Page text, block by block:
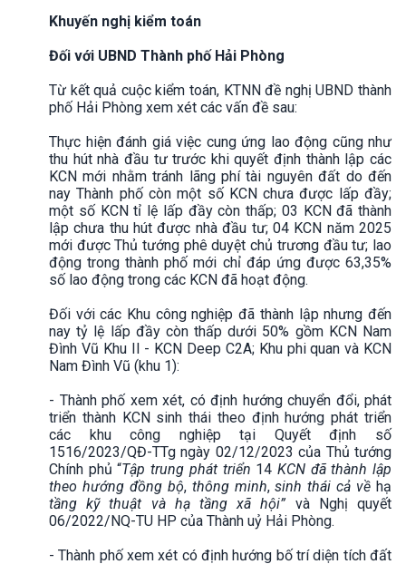
Khuyến nghị kiểm toán
Đối với UBND Thành phố Hải Phòng
Từ kết quả cuộc kiểm toán, KTNN đề nghị UBND thành
phố Hải Phòng xem xét các vấn đề sau:
Thực hiện đánh giá việc cung ứng lao động cũng như
thu hút nhà đầu tư trước khi quyết định thành lập các
KCN mới nhằm tránh lãng phí tài nguyên đất do đến
nay Thành phố còn một số KCN chưa được lấp đầy;
một số KCN tỉ lệ lấp đầy còn thấp; 03 KCN đã thành
lập chưa thu hút được nhà đầu tư; 04 KCN năm 2025
mới được Thủ tướng phê duyệt chủ trương đầu tư; lao
động trong thành phố mới chỉ đáp ứng được 63,35%
số lao động trong các KCN đã hoạt động.
Đối với các Khu công nghiệp đã thành lập nhưng đến
nay tỷ lệ lấp đầy còn thấp dưới 50% gồm KCN Nam
Đình Vũ Khu II - KCN Deep C2A; Khu phi quan và KCN
Nam Đình Vũ (khu 1):
- Thành phố xem xét, có định hướng chuyển đổi, phát
triển thành KCN sinh thái theo định hướng phát triển
các khu công nghiệp tại Quyết định số
1516/2023/QĐ-TTg ngày 02/12/2023 của Thủ tướng
Chính phủ “Tập trung phát triển 14 KCN đã thành lập
theo hướng đồng bộ, thông minh,sinh thái cả vềhạ
tầng kỹ thuật và hạ tầng xã hội” và Nghị quyết
06/2022/NQ-TU HP của Thành uỷ Hải Phòng.
- Thành phố xem xét có định hướng bố trí diện tích đất